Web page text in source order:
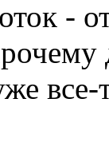
-
все-